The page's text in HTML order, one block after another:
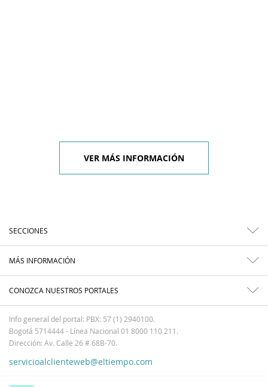
VER MÁS INFORMACIÓN
SECCIONES
MÁS INFORMACIÓN
CONOZCA NUESTROS PORTALES
Info general del portal: PBX: 57 (1) 2940100.
Bogotá 5714444 - Línea Nacional 01 8000 110 211.
Dirección: Av. Calle 26 # 68B-70.
servicioalclienteweb@eltiempo.com